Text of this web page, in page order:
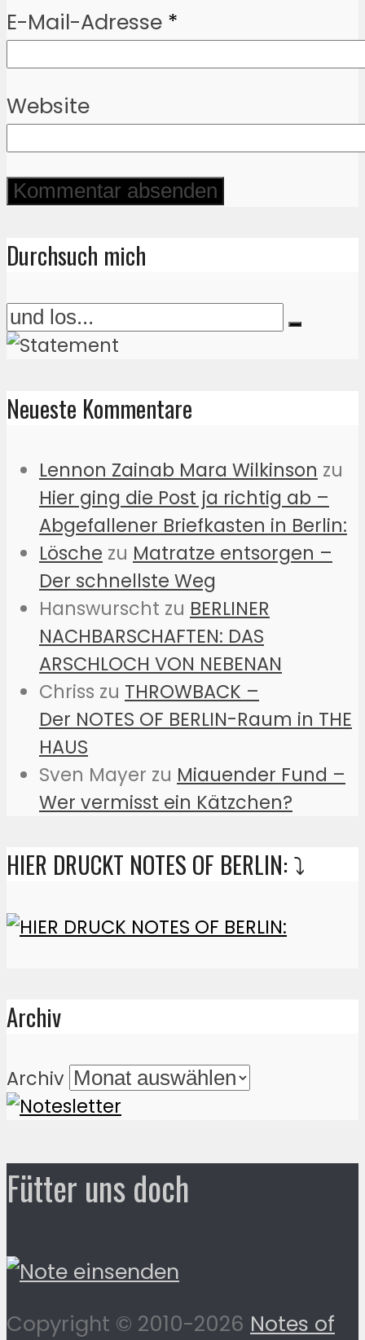
E-Mail-Adresse *
Website
Durchsuch mich
Neueste Kommentare
Lennon Zainab Mara Wilkinson zu
Hier ging die Post ja richtig ab –
Abgefallener Briefkasten in Berlin:
Lösche zu Matratze entsorgen –
Der schnellste Weg
Hanswurscht zu BERLINER
NACHBARSCHAFTEN: DAS
ARSCHLOCH VON NEBENAN
Chriss zu THROWBACK –
Der NOTES OF BERLIN-Raum in THE
HAUS
Sven Mayer zu Miauender Fund –
Wer vermisst ein Kätzchen?
HIER DRUCKT NOTES OF BERLIN: ⤵️
Archiv
Archiv
Fütter uns doch
Copyright © 2010-2026 Notes of